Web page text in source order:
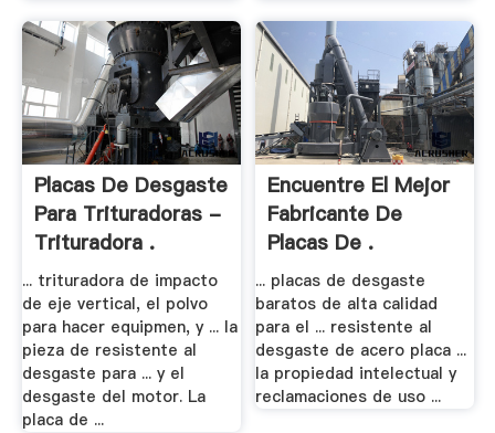
Placas De Desgaste
Para Trituradoras -
Trituradora .
... trituradora de impacto
de eje vertical, el polvo
para hacer equipmen, y ... la
pieza de resistente al
desgaste para ... y el
desgaste del motor. La
placa de ...
Encuentre El Mejor
Fabricante De
Placas De .
... placas de desgaste
baratos de alta calidad
para el ... resistente al
desgaste de acero placa ...
la propiedad intelectual y
reclamaciones de uso ...